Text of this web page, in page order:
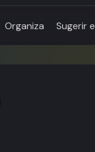
Organiza Sugerir